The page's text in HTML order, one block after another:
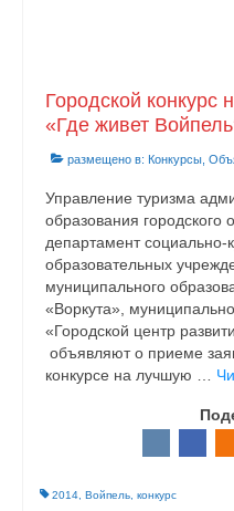
Городской конкурс
«Где живет
размещено в: Конкурсы
Управление туризма
образования городского
департамент социально-
образовательных
муниципального
«Воркута»,
«Городской центр
объявляют о приеме
конкурсе на лучшую …
2014 Войпель конкурс